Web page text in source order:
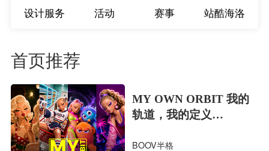
设计服务 活动 赛事 站酷海洛
首页推荐
MY OWN ORBIT 我的
轨道，我的定义
对
BOOV半格